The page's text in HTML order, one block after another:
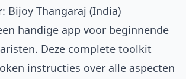
: Bijoy Thangaraj (India)
handige app voor beginnende
Deze complete toolkit
instructies over alle aspecten